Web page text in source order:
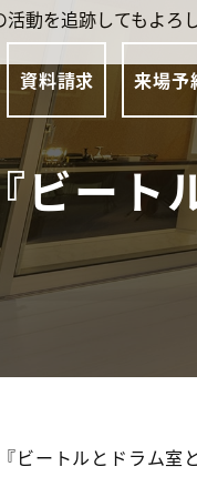
資料請求 来場予
ビート
『ビートルとドラム室
動を追跡してもよ